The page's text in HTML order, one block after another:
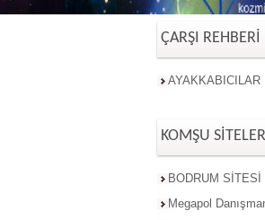
ÇARŞI REHBERİ
AYAKKABICILAR
KOMŞU SİTELER
BODRUM SİTESİ
Megapol